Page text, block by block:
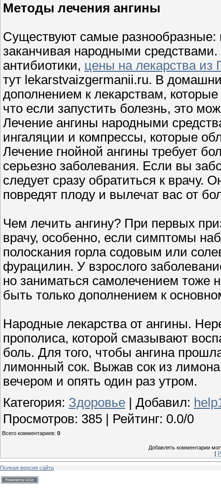
Методы лечения ангины
Существуют самые
заканчивая народными
антибиотики, цены на лекарства из
тут lekarstvaizgermanii.ru. В
дополнением к лекарствам,
что если запустить болезнь, это
Лечение ангины народными
ингаляции и компрессы, которые
Лечение гнойной ангины требует
серьезно заболевания. Если вы
следует сразу обратиться к врачу.
повредят плоду и вылечат вас от
Чем лечить ангину? При первых
врачу, особенно, если симптомы
полоскания горла содовым или
фурацилин. У взрослого
но заниматься самолечением тоже
быть только дополнением к
Народные лекарства от ангины.
прополиса, которой смазывают
боль. Для того, чтобы ангина
лимонный сок. Выжав сок из
вечером и опять один раз утром.
Категория: Здоровье Добавил:
Просмотров: 385 Рейтинг: 0.0/0
Всего комментариев: 0
Добавлять комментарии
[
Полная версия сайта